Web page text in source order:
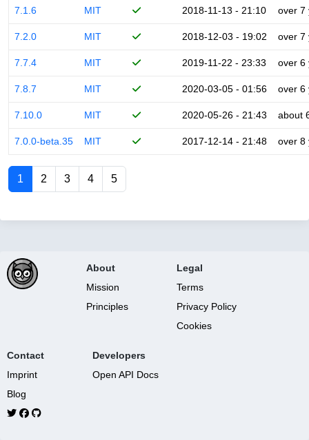
7.1.6 MIT 2018-11-13 - 21:10 over 7
7.2.0 MIT 2018-12-03 - 19:02 over 7
7.7.4 MIT 2019-11-22 - 23:33 over 6
7.8.7 MIT 2020-03-05 - 01:56 over 6
7.10.0 MIT 2020-05-26 - 21:43 about
7.0.0-beta.35 MIT 2017-12-14 - 21:48 over 8
1 2 3 4 5
About
Mission
Principles
Legal
Terms
Privacy Policy
Cookies
Contact
Imprint
Blog
Developers
Open API Docs